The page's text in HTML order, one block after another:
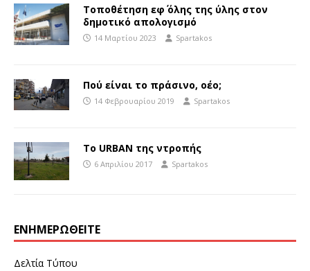
Τοποθέτηση εφ΄ όλης της ύλης στον
δημοτικό απολογισμό
14 Μαρτίου 2023 Spartakos
Πού είναι το πράσινο, οέο;
14 Φεβρουαρίου 2019 Spartakos
Το URBAN της ντροπής
6 Απριλίου 2017 Spartakos
ΕΝΗΜΕΡΩΘΕΊΤΕ
Δελτία Τύπου